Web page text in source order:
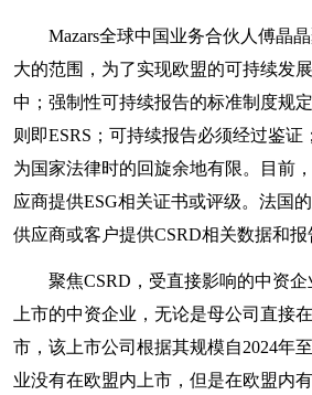
Mazars全球中国业务合伙人傅晶
大的范围，为了实现欧盟的可持续发
中；强制性可持续报告的标准制度规
则即ESRS；可持续报告必须经过鉴
为国家法律时的回旋余地有限。目前
应商提供ESG相关证书或评级。法国
供应商或客户提供CSRD相关数据和报
聚焦CSRD，受直接影响的中资
上市的中资企业，无论是母公司直接
市，该上市公司根据其规模自2024年
业没有在欧盟内上市，但是在欧盟内